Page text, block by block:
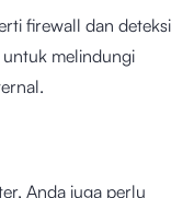
firewall dan deteksi
untuk melindungi
Anda juga perlu